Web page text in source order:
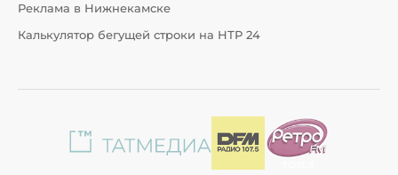
Реклама в Нижнекамске
Калькулятор бегущей строки на НТР 24